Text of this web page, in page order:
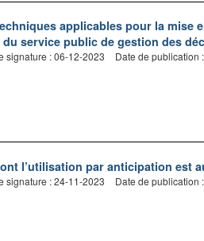
applicables pour la mise
service public de gestion des
signature : 06-12-2023
Date de publication
l’utilisation par anticipation est
signature : 24-11-2023
Date de publication